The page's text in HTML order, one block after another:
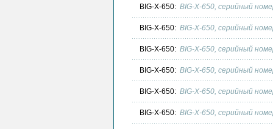
BIG-X-650: BIG-X-650, серийный
BIG-X-650: BIG-X-650, серийный
BIG-X-650: BIG-X-650, серийный
BIG-X-650: BIG-X-650, серийный
BIG-X-650: BIG-X-650, серийный
BIG-X-650: BIG-X-650, серийный